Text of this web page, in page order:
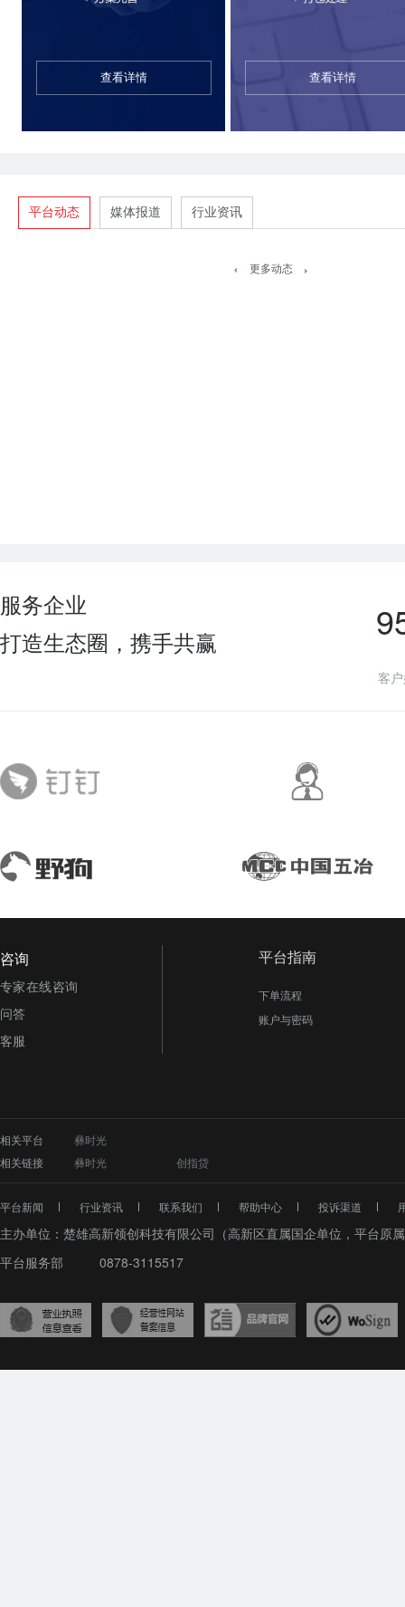
查看详情 查看详情
平台动态 媒体报道 行业资讯
更多动态
服务企业
打造生态圈，携手共赢
客
咨询
专家在线咨询
问答
客服
平台指南
下单流程
账户与密码
相关平台
彝时光
相关链接
彝时光 创指贷
平台新闻 行业资讯 联系我们 帮助中心 投诉渠道
主办单位：楚雄高新领创科技有限公司（高新区直属国企单位，平台原
平台服务部
0878-3115517